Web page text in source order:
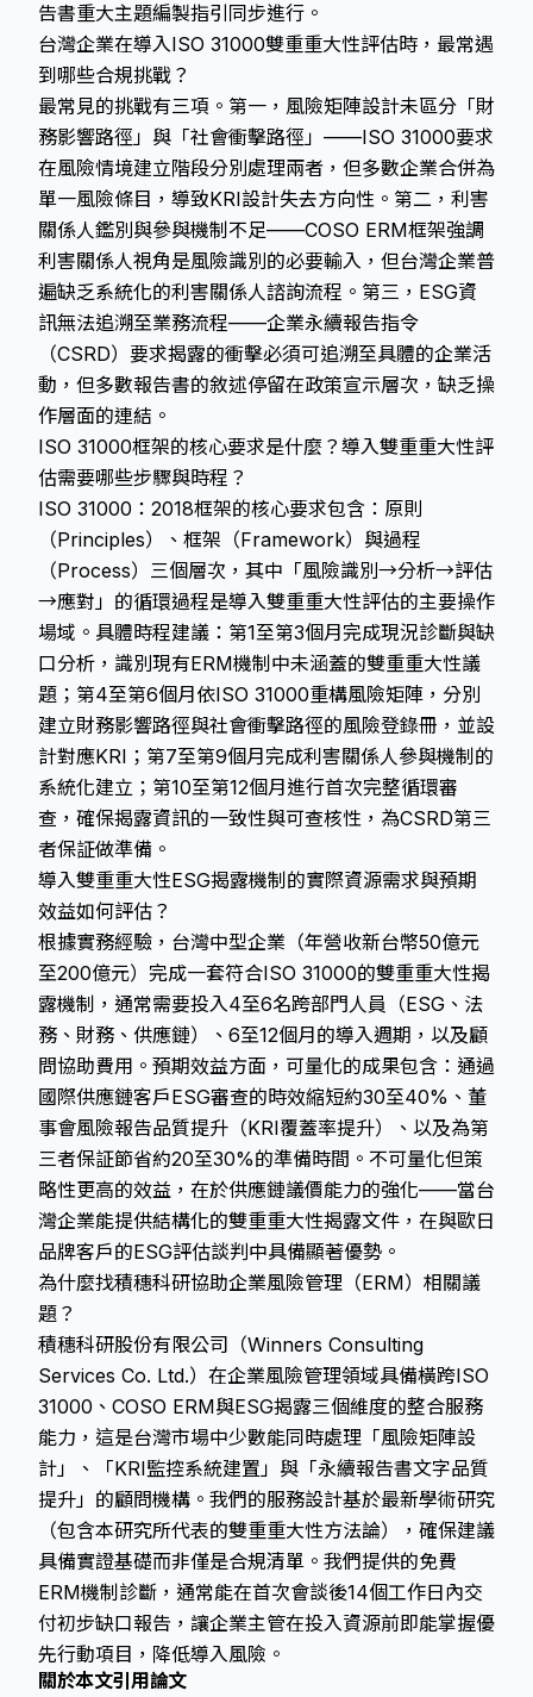
告書重大主題編製指引 同步進行。
台灣企業在導入ISO 31000雙重重大性評估時，最常遇
到哪些合規挑戰？
最常見的挑戰有三項。第一，風險矩陣設計未區分「財
務影響路徑」與「社會衝擊路徑」——ISO 31000要求
在風險情境建立階段分別處理兩者，但多數企業合併為
單一風險條目，導致KRI設計失去方向性。第二，利害
關係人鑑別與參與機制不足——COSO ERM框架強調
利害關係人視角是風險識別的必要輸入，但台灣企業普
遍缺乏系統化的利害關係人諮詢流程。第三，ESG資
訊無法追溯至業務流程——企業永續報告指令
（CSRD） 要求揭露的衝擊必須可追溯至具體的企業活
動，但多數報告書的敘述停留在政策宣示層次，缺乏操
作層面的連結。
ISO 31000框架的核心要求是什麼？導入雙重重大性評
估需要哪些步驟與時程？
ISO 31000：2018框架的核心要求包含：原則
（Principles）、框架（Framework）與過程
（Process）三個層次，其中「風險識別→分析→評估
→應對」的循環過程是導入雙重重大性評估的主要操作
場域。具體時程建議：第1至第3個月完成現況診斷與缺
口分析，識別現有ERM機制中未涵蓋的雙重重大性議
題；第4至第6個月依ISO 31000重構風險矩陣，分別
建立財務影響路徑與社會衝擊路徑的風險登錄冊，並設
計對應KRI；第7至第9個月完成利害關係人參與機制的
系統化建立；第10至第12個月進行首次完整循環審
查，確保揭露資訊的一致性與可查核性，為CSRD第三
者保証做準備。
導入雙重重大性ESG揭露機制的實際資源需求與預期
效益如何評估？
根據實務經驗，台灣中型企業（年營收新台幣50億元
至200億元）完成一套符合ISO 31000的雙重重大性揭
露機制，通常需要投入4至6名跨部門人員（ESG、法
務、財務、供應鏈）、6至12個月的導入週期，以及顧
問協助費用。預期效益方面，可量化的成果包含：通過
國際供應鏈客戶ESG審查的時效縮短約30至40%、董
事會風險報告品質提升（KRI覆蓋率提升）、以及為第
三者保証節省約20至30%的準備時間。不可量化但策
略性更高的效益，在於供應鏈議價能力的強化——當台
灣企業能提供結構化的雙重重大性揭露文件，在與歐日
品牌客戶的ESG評估談判中具備顯著優勢。
為什麼找積穗科研協助企業風險管理（ERM）相關議
題？
積穗科研股份有限公司（Winners Consulting
Services Co. Ltd.）在企業風險管理領域具備橫跨ISO
31000、COSO ERM與ESG揭露三個維度的整合服務
能力，這是台灣市場中少數能同時處理「風險矩陣設
計」、「KRI監控系統建置」與「永續報告書文字品質
提升」的顧問機構。我們的服務設計基於最新學術研究
（包含本研究所代表的雙重重大性方法論），確保建議
具備實證基礎而非僅是合規清單。我們提供的免費
ERM機制診斷，通常能在首次會談後14個工作日內交
付初步缺口報告，讓企業主管在投入資源前即能掌握優
先行動項目，降低導入風險。
關於本文引用論文